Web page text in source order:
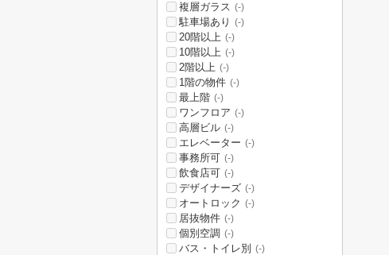
複層ガラス (-)
駐車場あり (-)
20階以上 (-)
10階以上 (-)
2階以上 (-)
1階の物件 (-)
最上階 (-)
ワンフロア (-)
高層ビル (-)
エレベーター (-)
事務所可 (-)
飲食店可 (-)
デザイナーズ (-)
オートロック (-)
居抜物件 (-)
個別空調 (-)
バス・トイレ別 (-)